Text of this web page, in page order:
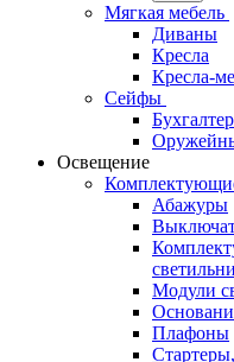
Мягкая мебель
Диваны
Кресла
Кресла-
Сейфы
Освещение
Абажуры
Модули
Плафоны